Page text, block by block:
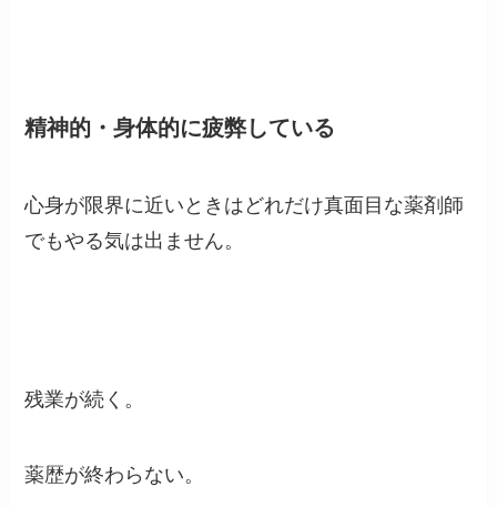
精神的・身体的に疲弊している
心身が限界に近いときはどれだけ真面目な薬剤師
でもやる気は出ません。
残業が続く。
薬歴が終わらない。